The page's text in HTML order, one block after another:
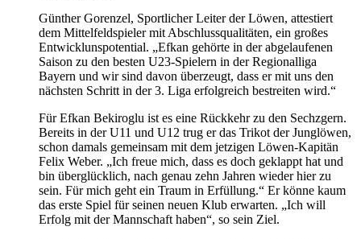
Günther Gorenzel, Sportlicher Leiter der Löwen, attestiert
dem Mittelfeldspieler mit Abschlussqualitäten, ein großes
Entwicklunspotential. „Efkan gehörte in der abgelaufenen
Saison zu den besten U23-Spielern in der Regionalliga
Bayern und wir sind davon überzeugt, dass er mit uns den
nächsten Schritt in der 3. Liga erfolgreich bestreiten wird.“
Für Efkan Bekiroglu ist es eine Rückkehr zu den Sechzgern.
Bereits in der U11 und U12 trug er das Trikot der Junglöwen,
schon damals gemeinsam mit dem jetzigen Löwen-Kapitän
Felix Weber. „Ich freue mich, dass es doch geklappt hat und
bin überglücklich, nach genau zehn Jahren wieder hier zu
sein. Für mich geht ein Traum in Erfüllung.“ Er könne kaum
das erste Spiel für seinen neuen Klub erwarten. „Ich will
Erfolg mit der Mannschaft haben“, so sein Ziel.